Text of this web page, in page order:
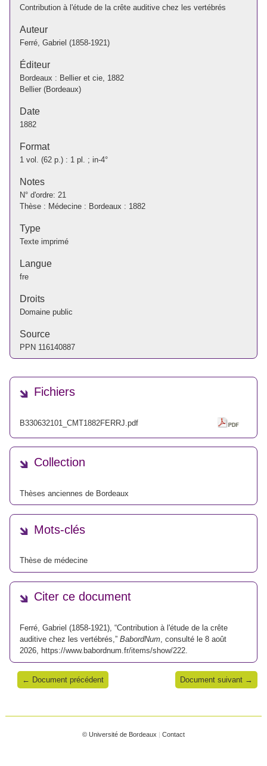
Contribution à l'étude de la crête auditive chez les vertébrés
Auteur
Ferré, Gabriel (1858-1921)
Éditeur
Bordeaux : Bellier et cie, 1882
Bellier (Bordeaux)
Date
1882
Format
1 vol. (62 p.) : 1 pl. ; in-4°
Notes
N° d'ordre: 21
Thèse : Médecine : Bordeaux : 1882
Type
Texte imprimé
Langue
fre
Droits
Domaine public
Source
PPN 116140887
Fichiers
B330632101_CMT1882FERRJ.pdf
Collection
Thèses anciennes de Bordeaux
Mots-clés
Thèse de médecine
Citer ce document
Ferré, Gabriel (1858-1921), “Contribution à l'étude de la crête
auditive chez les vertébrés,” BabordNum , consulté le 8 août
2026,
https://www.babordnum.fr/items/show/222
← Document précédent Document suivant →
© Université de Bordeaux | Contact